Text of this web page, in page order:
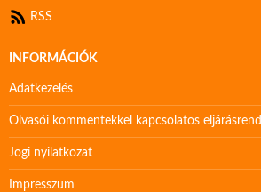
RSS
INFORMÁCIÓK
Adatkezelés
Olvasói kommentekkel kapcsolatos eljárásrend
Jogi nyilatkozat
Impresszum